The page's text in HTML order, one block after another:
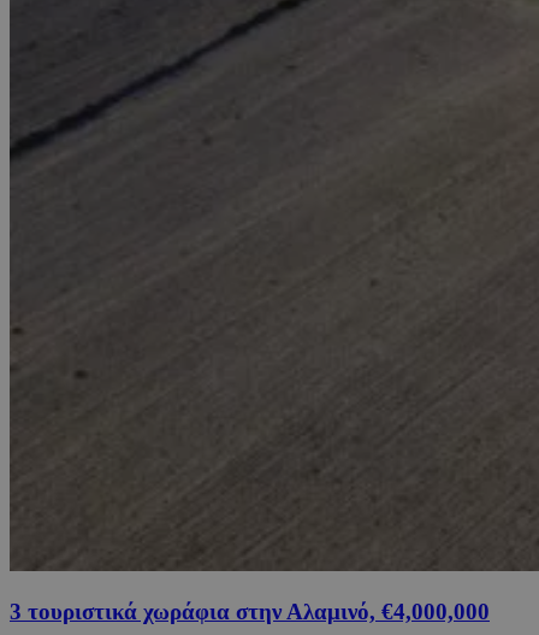
3 τουριστικά χωράφια στην Αλαμινό, €4,000,000